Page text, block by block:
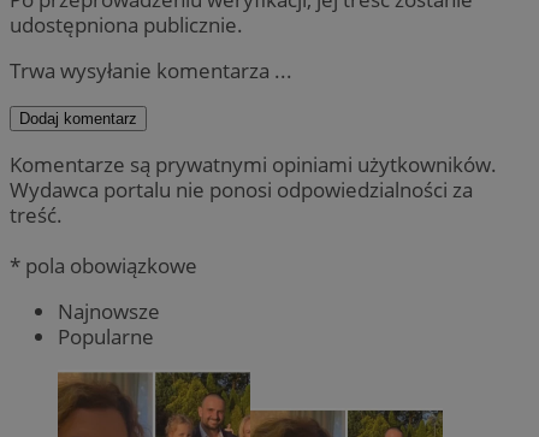
udostępniona publicznie.
Trwa wysyłanie komentarza ...
Dodaj komentarz
Komentarze są prywatnymi opiniami użytkowników.
Wydawca portalu nie ponosi odpowiedzialności za
treść.
* pola obowiązkowe
Najnowsze
Popularne